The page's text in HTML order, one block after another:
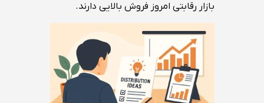
بازار رقابتی امروز فروش بالایی دارند.